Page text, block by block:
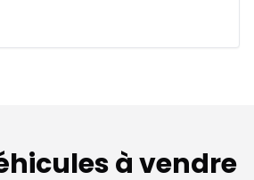
à vendre